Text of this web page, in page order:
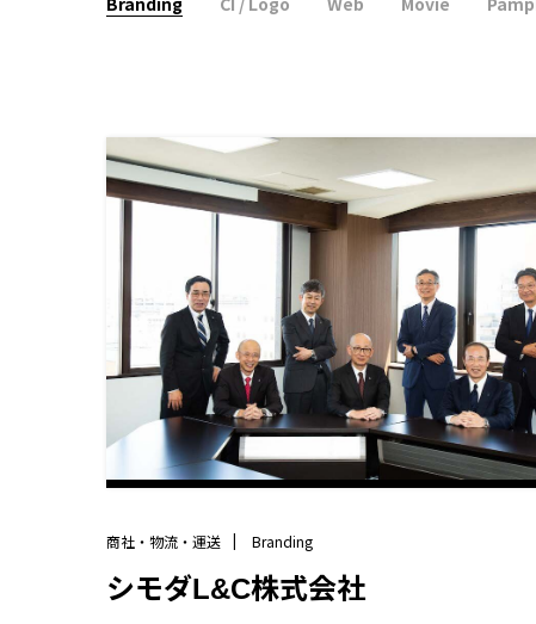
商社・物流・運送 Branding
シモダL&C株式会社